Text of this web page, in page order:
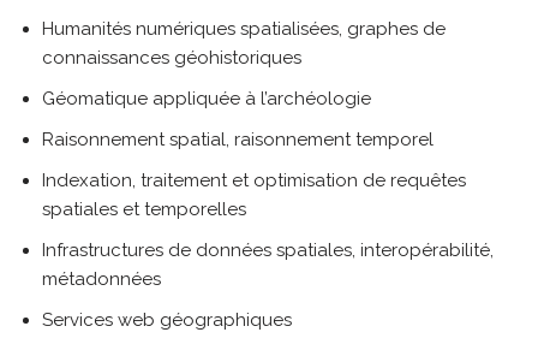
Humanités numériques spatialisées, graphes de
connaissances géohistoriques
Géomatique appliquée à l’archéologie
Raisonnement spatial, raisonnement temporel
Indexation, traitement et optimisation de requêtes
spatiales et temporelles
Infrastructures de données spatiales, interopérabilité,
métadonnées
Services web géographiques